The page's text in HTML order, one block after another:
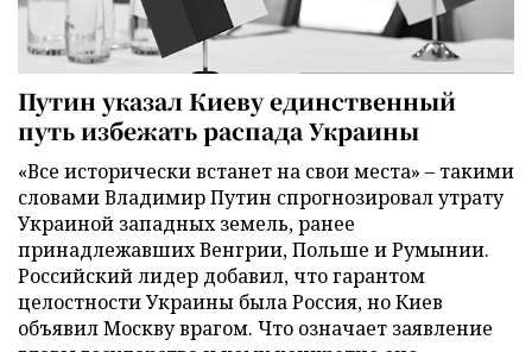
Путин указал Киеву единственный
путь избежать распада Украины
«Все исторически встанет на свои места» – такими
словами Владимир Путин спрогнозировал утрату
Украиной западных земель, ранее
принадлежавших Венгрии, Польше и Румынии.
Российский лидер добавил, что гарантом
целостности Украины была Россия, но Киев
объявил Москву врагом. Что означает заявление